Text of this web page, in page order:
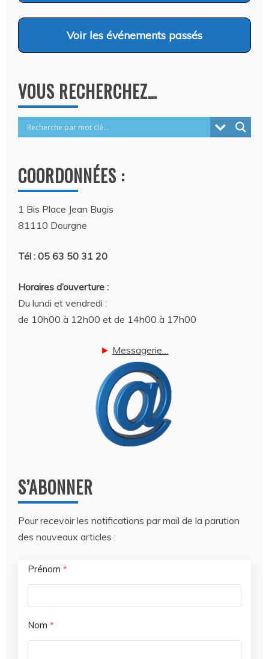
Voir les événements passés
VOUS RECHERCHEZ…
COORDONNÉES :
1 Bis Place Jean Bugis
81110 Dourgne
Tél : 05 63 50 31 20
Horaires d’ouverture :
Du lundi et vendredi :
de 10h00 à 12h00 et de 14h00 à 17h00
► Messagerie…
S’ABONNER
Pour recevoir les notifications par mail de la parution
des nouveaux articles :
Prénom *
Nom *